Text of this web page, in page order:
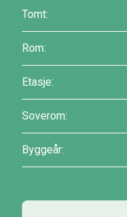
Tomt:
Rom:
Etasje:
Soverom:
Byggeår: